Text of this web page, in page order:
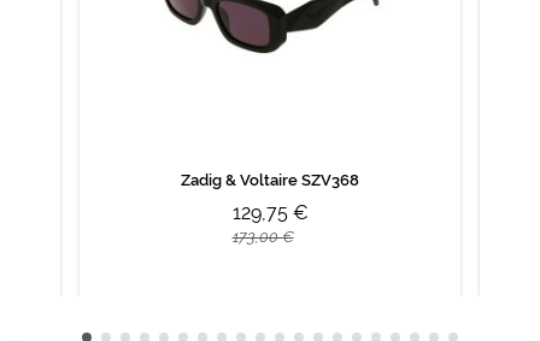
Zadig & Voltaire SZV368
129,75 €
173,00 €